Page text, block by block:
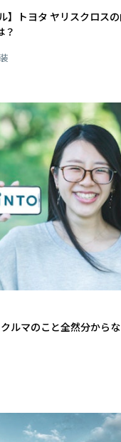
】トヨタ ヤリスクロス
？
ルマのこと全然分から